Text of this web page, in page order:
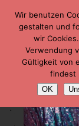
Wir benutzen
gestalten und
wir
Verwendung
Gültigkeit von
findest
OK